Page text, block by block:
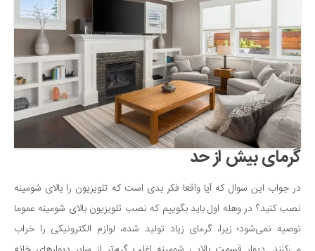
نجوم و هوا فضا
زمین و محیط زیست
خودرو
سرگرمی
دانستنی‌ها
بازی
طنز
فال
مسابقه
گرمای بیش از حد
در جواب این سوال که آیا واقعا فکر بدی است که تلویزیون را بالای شومینه
نصب کنید؟ در وهله اول باید بگوییم که نصب تلویزیون بالای شومینه عموما
توصیه نمی‌شود؛ زیرا، گرمای زیاد تولید شده، لوازم الکترونیکی را خراب